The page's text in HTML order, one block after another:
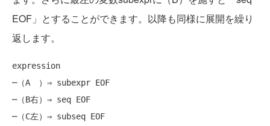
EOF」とすることができます。以降も同様に展開を繰り
返します。
expression
─（A　）⇒ subexpr EOF
─（B右）⇒ seq EOF
─（C左）⇒ subseq EOF